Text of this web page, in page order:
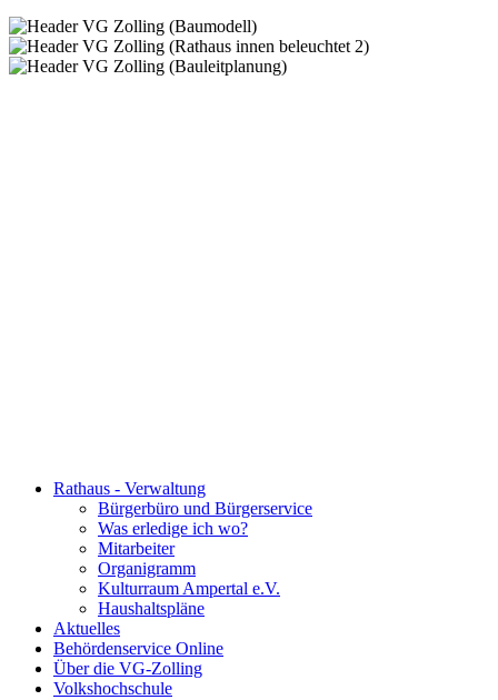
Rathaus - Verwaltung
Bürgerbüro und Bürgerservice
Was erledige ich wo?
Mitarbeiter
Organigramm
Kulturraum Ampertal e.V.
Haushaltspläne
Aktuelles
Behördenservice Online
Über die VG-Zolling
Volkshochschule